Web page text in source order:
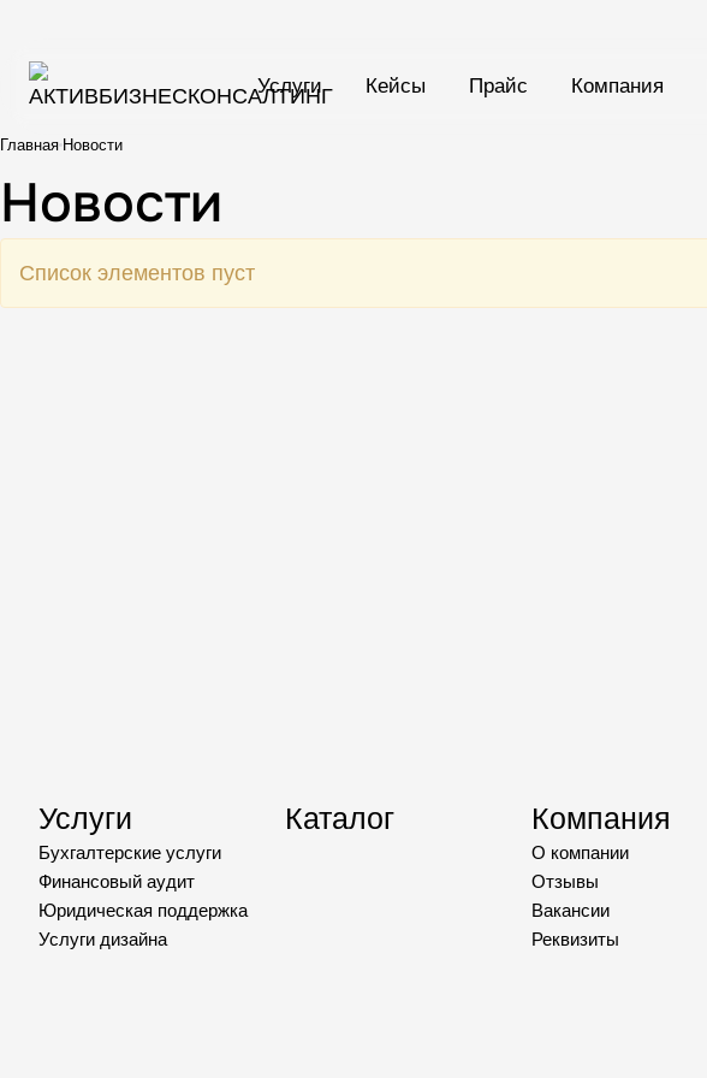
Услуги Кейсы Прайс Компания
Главная Новости
Новости
Список элементов пуст
Услуги
Бухгалтерские услуги
Финансовый аудит
Юридическая поддержка
Услуги дизайна
Каталог Компания
О компании
Отзывы
Вакансии
Реквизиты